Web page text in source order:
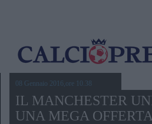
08 Gennaio 2016,ore 10.38
IL MANCHESTER
UNA MEGA